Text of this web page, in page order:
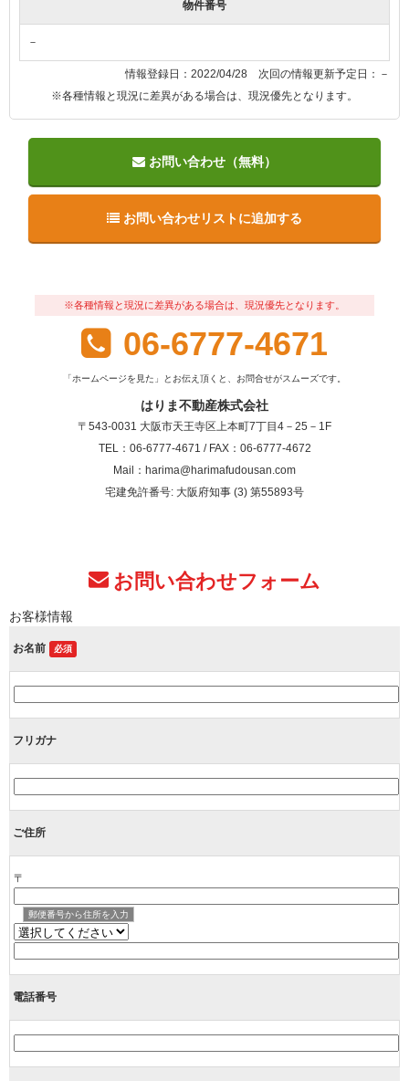
物件番号
－
情報登録日：2022/04/28 次回の情報更新予定日：－
※各種情報と現況に差異がある場合は、現況優先となります。
お問い合わせ（無料）
お問い合わせリストに追加する
※各種情報と現況に差異がある場合は、現況優先となります。
06-6777-4671
「ホームページを見た」とお伝え頂くと、お問合せがスムーズです。
はりま不動産株式会社
〒543-0031 大阪市天王寺区上本町7丁目4－25－1F
TEL：06-6777-4671 / FAX：06-6777-4672
Mail：harima@harimafudousan.com
宅建免許番号: 大阪府知事 (3) 第55893号
お問い合わせフォーム
お客様情報
お名前 必須
フリガナ
ご住所
〒
郵便番号から住所を入力
電話番号